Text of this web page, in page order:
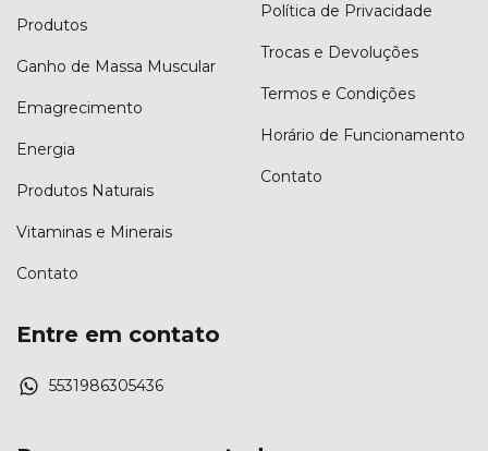
Produtos
Ganho de Massa Muscular
Emagrecimento
Energia
Produtos Naturais
Vitaminas e Minerais
Contato
Política de Privacidade
Trocas e Devoluções
Termos e Condições
Horário de Funcionamento
Contato
Entre em contato
5531986305436